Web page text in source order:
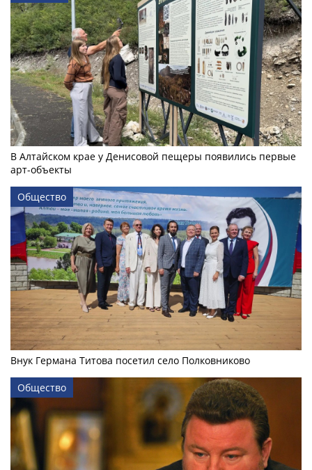
В Алтайском крае у Денисовой пещеры появились первые
арт-объекты
Общество
Внук Германа Титова посетил село Полковниково
Общество